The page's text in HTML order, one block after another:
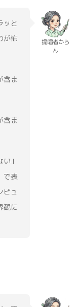
ッと
が怖
含ま
含ま
」
で表
ピュ
観に
提唱者から
ん